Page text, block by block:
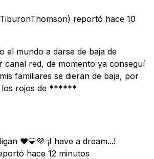
reportó hace 10
el mundo a darse de baja de
canal red, de momento ya conseguí
familiares se dieran de baja, por
los rojos de ******
❤️💛💜 ¡I have a dream...!
hace 12 minutos